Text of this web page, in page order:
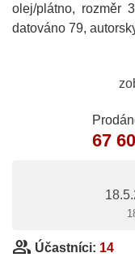
olej/plátno, rozměr
datováno 79,
67
group Účastníci: 14